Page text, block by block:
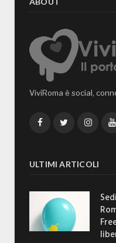
ViviRoma è social,
FacebookTwitter
ULTIMI ARTICOLI